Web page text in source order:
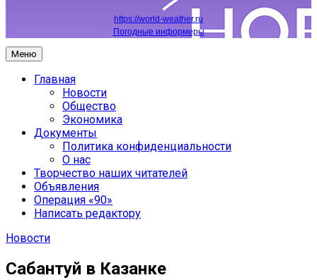
https://world-weather.ru
Погодные информеры
Меню
Главная
Новости
Общество
Экономика
Документы
Политика конфиденциальности
О нас
Творчество наших читателей
Объявления
Операция «90»
Написать редактору
Новости
Сабантуй в Казанке